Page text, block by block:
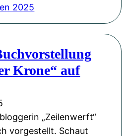
Krone“ auf
„Zeilenwerft“
vorgestellt. Schaut